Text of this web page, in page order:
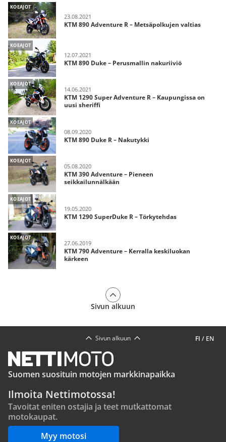
KOEAJOT
23.08.2021
KTM 890 Adventure R – Metsäpolkujen valtias
KOEAJOT
12.07.2021
KTM 890 Duke – Perusmallin nakuriiviö
KOEAJOT
14.06.2021
KTM 1290 Super Adventure R – Kaupungissa on
uusi sheriffi
KOEAJOT
08.09.2020
KTM 890 Duke R – Nakutykki
KOEAJOT
05.08.2020
KTM 390 Adventure – Pieneen
seikkailunnälkään
KOEAJOT
19.05.2020
KTM 1290 SuperDuke R – Törkytehdas
KOEAJOT
27.06.2019
KTM 790 Adventure – Kerralla keskiluokan
kärkeen
Sivun alkuun
FI / EN
Sivun alkuun
Suomen suosituin motojen markkinapaikka
Ilmoita Nettimotossa!
Tavoitat eniten ostajia ja teet mutkattomat
motokaupat.
Myy motosi